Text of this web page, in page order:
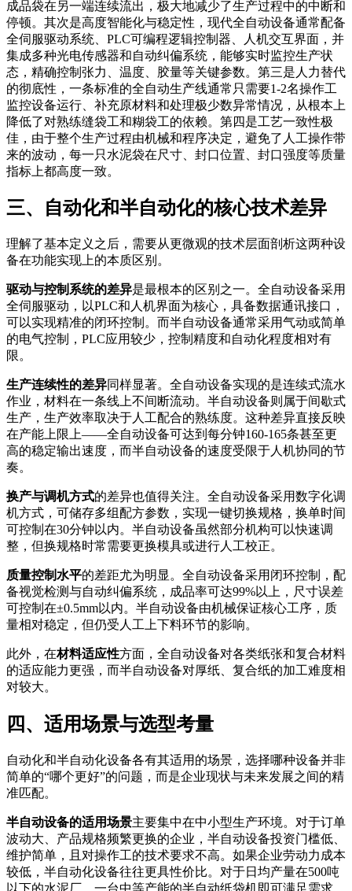
成品袋在另一端连续流出，极大地减少了生产过程中的中断和
停顿。其次是高度智能化与稳定性，现代全自动设备通常配备
全伺服驱动系统、PLC可编程逻辑控制器、人机交互界面，并
集成多种光电传感器和自动纠偏系统，能够实时监控生产状
态，精确控制张力、温度、胶量等关键参数。第三是人力替代
的彻底性，一条标准的全自动生产线通常只需要1-2名操作工
监控设备运行、补充原材料和处理极少数异常情况，从根本上
降低了对熟练缝袋工和糊袋工的依赖。第四是工艺一致性极
佳，由于整个生产过程由机械和程序决定，避免了人工操作带
来的波动，每一只水泥袋在尺寸、封口位置、封口强度等质量
指标上都高度一致。
三、自动化和半自动化的核心技术差异
理解了基本定义之后，需要从更微观的技术层面剖析这两种设
备在功能实现上的本质区别。
驱动与控制系统的差异是最根本的区别之一。全自动设备采用
全伺服驱动，以PLC和人机界面为核心，具备数据通讯接口，
可以实现精准的闭环控制。而半自动设备通常采用气动或简单
的电气控制，PLC应用较少，控制精度和自动化程度相对有
限。
生产连续性的差异同样显著。全自动设备实现的是连续式流水
作业，材料在一条线上不间断流动。半自动设备则属于间歇式
生产，生产效率取决于人工配合的熟练度。这种差异直接反映
在产能上限上——全自动设备可达到每分钟160-165条甚至更
高的稳定输出速度，而半自动设备的速度受限于人机协同的节
奏。
换产与调机方式的差异也值得关注。全自动设备采用数字化调
机方式，可储存多组配方参数，实现一键切换规格，换单时间
可控制在30分钟以内。半自动设备虽然部分机构可以快速调
整，但换规格时常需要更换模具或进行人工校正。
质量控制水平的差距尤为明显。全自动设备采用闭环控制，配
备视觉检测与自动纠偏系统，成品率可达99%以上，尺寸误差
可控制在±0.5mm以内。半自动设备由机械保证核心工序，质
量相对稳定，但仍受人工上下料环节的影响。
此外，在材料适应性方面，全自动设备对各类纸张和复合材料
的适应能力更强，而半自动设备对厚纸、复合纸的加工难度相
对较大。
四、适用场景与选型考量
自动化和半自动化设备各有其适用的场景，选择哪种设备并非
简单的“哪个更好”的问题，而是企业现状与未来发展之间的精
准匹配。
半自动设备的适用场景主要集中在中小型生产环境。对于订单
波动大、产品规格频繁更换的企业，半自动设备投资门槛低、
维护简单，且对操作工的技术要求不高。如果企业劳动力成本
较低，半自动化设备往往更具性价比。对于日均产量在500吨